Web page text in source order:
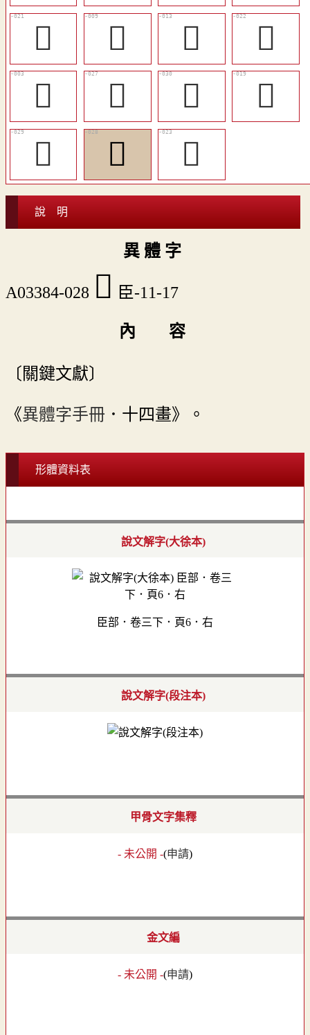
󴶦
󴶚 󴶞
󴶧
𢨑
󴶫 󴶮
󴶤
󴶭
󴶬 󴶨
說 明
異 體 字
A03384-028 󴶬 臣-11-17
內 容
〔關鍵文獻〕
《異體字手冊 ．十四畫》。
形體資料表
說文解字(大徐本)
臣部．卷三下．頁6．右
說文解字(段注本)
甲骨文字集釋
- 未公開 -(申請)
金文編
- 未公開 -(申請)